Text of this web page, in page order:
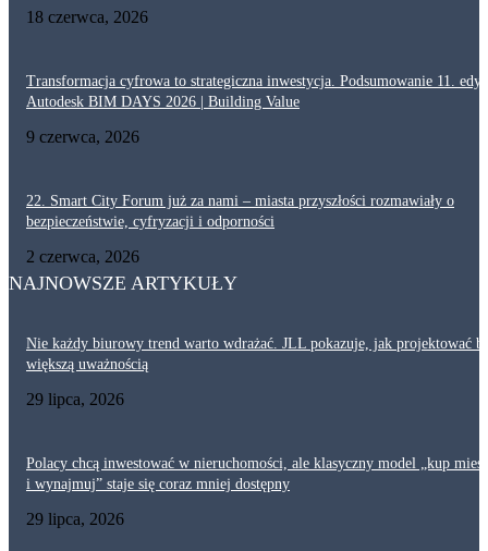
18 czerwca, 2026
Transformacja cyfrowa to strategiczna inwestycja. Podsumowanie 11.
Autodesk BIM DAYS 2026 | Building Value
9 czerwca, 2026
22. Smart City Forum już za nami – miasta przyszłości rozmawiały o
bezpieczeństwie, cyfryzacji i odporności
2 czerwca, 2026
NAJNOWSZE ARTYKUŁY
Nie każdy biurowy trend warto wdrażać. JLL pokazuje, jak projektować
większą uważnością
29 lipca, 2026
Polacy chcą inwestować w nieruchomości, ale klasyczny model „kup
i wynajmuj” staje się coraz mniej dostępny
29 lipca, 2026